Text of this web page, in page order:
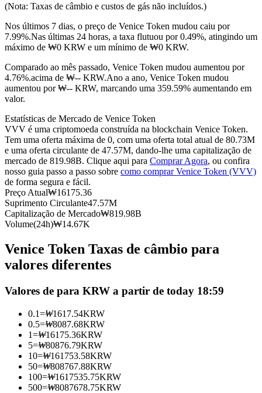
Futuros usando USDC como garantia
Copiar Trading
Junte-se aos principais traders
Torne-se um Trader de Cópias
Desfrute da partilha de lucros e comissões de copy trading
(Nota: Taxas de câmbio e custos de gás não incluídos.)
Nos últimos 7 dias, o preço de Venice Token mudou caiu por
7.99%.Nas últimas 24 horas, a taxa flutuou por 0.49%, atingindo um
máximo de ₩0 KRW e um mínimo de ₩0 KRW.
Comparado ao mês passado, Venice Token mudou aumentou por
4.76%.acima de ₩-- KRW.Ano a ano, Venice Token mudou
aumentou por ₩-- KRW, marcando uma 359.59% aumentando em
valor.
Estatísticas de Mercado de Venice Token
VVV é uma criptomoeda construída na blockchain Venice Token.
Tem uma oferta máxima de 0, com uma oferta total atual de 80.73M
e uma oferta circulante de 47.57M, dando-lhe uma capitalização de
mercado de 819.98B. Clique aqui para Comprar Agora, ou confira
nosso guia passo a passo sobre como comprar Venice Token (VVV)
de forma segura e fácil.
Preço Atual₩16175.36
Suprimento Circulante47.57M
Capitalização de Mercado₩819.98B
Volume(24h)₩14.67K
Venice Token Taxas de câmbio para
valores diferentes
Valores de para KRW a partir de today 18:59
0.1=₩1617.54KRW
0.5=₩8087.68KRW
1=₩16175.36KRW
5=₩80876.79KRW
10=₩161753.58KRW
50=₩808767.88KRW
100=₩1617535.75KRW
500=₩8087678.75KRW